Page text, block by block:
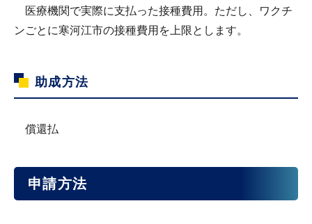
医療機関で実際に支払った接種費用。ただし、ワクチ
ンごとに寒河江市の接種費用を上限とします。
助成方法
償還払
申請方法